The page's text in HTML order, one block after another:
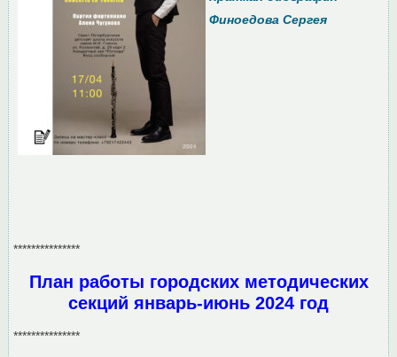
Финоедова Сергея
***************
План работы городских методических
секций январь-июнь 2024 год
***************